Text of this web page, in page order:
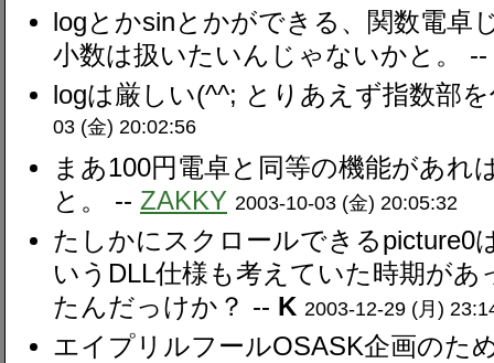
logとかsinとかができる、関数電卓
小数は扱いたいんじゃないかと。 --
logは厳しい(^^; とりあえず指数部
03 (金) 20:02:56
まあ100円電卓と同等の機能があれ
と。 -- ZAKKY 2003-10-03 (金) 20:05:32
たしかにスクロールできるpicture0
いうDLL仕様も考えていた時期が
たんだっけか？ -- K 2003-12-29 (月)
エイプリルフールOSASK企画のた